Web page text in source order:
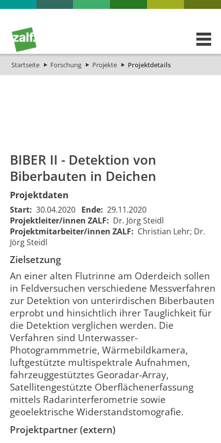
Startseite Forschung Projekte Projektdetails
2160
BIBER II -
Detektion
von
Biberbauten
in Deichen
BIBER II -
Detection of
beaver
constructions
in dikes
01.05.2020
00:00:00
00:00:00
BIBER II - Detektion von
Biberbauten in Deichen
Projektdaten
Start: 30.04.2020 Ende: 29.11.2020
Projektleiter/innen ZALF: Dr. Jörg Steidl
Projektmitarbeiter/innen ZALF: Christian Lehr; Dr.
Jörg Steidl
Zielsetzung
An einer alten Flutrinne am Oderdeich sollen
in Feldversuchen verschiedene Messverfahren
zur Detektion von unterirdischen Biberbauten
erprobt und hinsichtlich ihrer Tauglichkeit für
die Detektion verglichen werden. Die
Verfahren sind Unterwasser-
Photogrammmetrie, Wärmebildkamera,
luftgestützte multispektrale Aufnahmen,
fahrzeuggestütztes Georadar-Array,
Satellitengestützte Oberflächenerfassung
mittels Radarinterferometrie sowie
geoelektrische Widerstandstomografie.
Projektpartner (extern)